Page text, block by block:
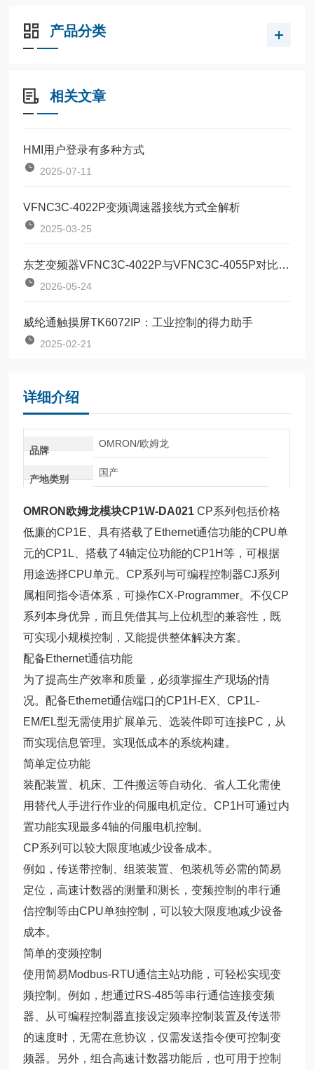
产品分类
相关文章
HMI用户登录有多种方式
2025-07-11
VFNC3C-4022P变频调速器接线方式全解析
2025-03-25
东芝变频器VFNC3C-4022P与VFNC3C-4055P对比：两款定位器该如何按需选型？
2026-05-24
威纶通触摸屏TK6072IP：工业控制的得力助手
2025-02-21
详细介绍
品牌
OMRON/欧姆龙
产地类别
国产
OMRON欧姆龙模块CP1W-DA021 CP系列包括价格
低廉的CP1E、具有搭载了Ethernet通信功能的CPU单
元的CP1L、搭载了4轴定位功能的CP1H等，可根据
用途选择CPU单元。CP系列与可编程控制器CJ系列
属相同指令语体系，可操作CX-Programmer。不仅CP
系列本身优异，而且凭借其与上位机型的兼容性，既
可实现小规模控制，又能提供整体解决方案。
配备Ethernet通信功能
为了提高生产效率和质量，必须掌握生产现场的情
况。配备Ethernet通信端口的CP1H-EX、CP1L-
EM/EL型无需使用扩展单元、选装件即可连接PC，从
而实现信息管理。实现低成本的系统构建。
简单定位功能
装配装置、机床、工件搬运等自动化、省人工化需使
用替代人手进行作业的伺服电机定位。CP1H可通过内
置功能实现最多4轴的伺服电机控制。
CP系列可以较大限度地减少设备成本。
例如，传送带控制、组装装置、包装机等必需的简易
定位，高速计数器的测量和测长，变频控制的串行通
信控制等由CPU单独控制，可以较大限度地减少设备
成本。
简单的变频控制
使用简易Modbus-RTU通信主站功能，可轻松实现变
频控制。例如，想通过RS-485等串行通信连接变频
器、从可编程控制器直接设定频率控制装置及传送带
的速度时，无需在意协议，仅需发送指令便可控制变
频器。另外，组合高速计数器功能后，也可用于控制